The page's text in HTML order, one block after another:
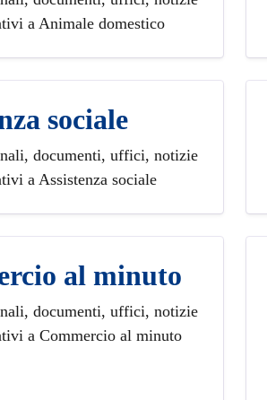
a Animale domestico
sociale
documenti, uffici, notizie
a Assistenza sociale
al minuto
documenti, uffici, notizie
a Commercio al minuto